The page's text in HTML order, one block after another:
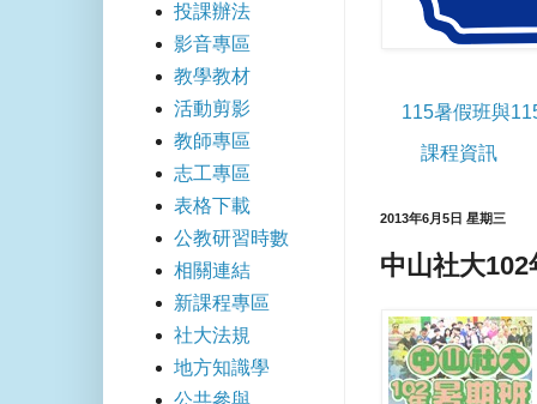
115暑假班與
課程資訊
2013年6月5日 星期三
中山社大
投課辦法
影音專區
教學教材
活動剪影
教師專區
志工專區
表格下載
公教研習時數
相關連結
新課程專區
社大法規
地方知識學
公共參與